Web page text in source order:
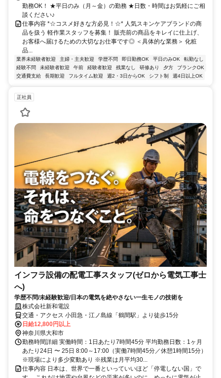
勤務OK！ ★平日のみ（月～金）の勤務 ★日数・時間はお気軽にご相
談ください♪
仕事内容 *☆コスメ好きな方必見！☆* 人気スキンケアブランドの商
品を扱う 軽作業スタッフを募集！ 販売前の商品をキレイに仕上げ、
お客様へ届けるための大切なお仕事です◎ ＜具体的な業務＞ 化粧
品...
業界未経験者歓迎 主婦・主夫歓迎 学歴不問 即日勤務OK 平日のみOK
転勤なし
経験不問
未経験者歓迎 午前 経験者歓迎 残業なし 研修あり 夕方
ブランクOK
交通費支給
長期歓迎 フルタイム歓迎 週2・3日からOK シフト制 週4日以上OK
正社員
インフラ設備の配電工事スタッフ(ゼロから電気工事士
へ)
学歴不問/未経験歓迎/日本の電気を絶やさない一生モノの技術を
株式会社新和電設
交通・アクセス 小田急・江ノ島線「鶴間駅」より徒歩15分
日給12,800円以上
神奈川県大和市
勤務時間詳細 実働時間：1日あたり7時間45分 平均勤務日数：1ヶ月
あたり24日 〜 25日 8:00～17:00（実働7時間45分／休憩1時間15分）
※現場により多少変動あり ※残業は月平均30...
仕事内容 日本は、世界で一番といっていいほど「停電しない国」で